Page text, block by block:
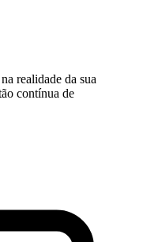
realidade da sua
contínua de